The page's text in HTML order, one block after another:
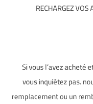
RECHARGEZ
Si vous l’avez acheté
vous inquiétez pas.
remplacement ou un